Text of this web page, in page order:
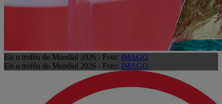
Eis o troféu do Mundial 2026 - Foto: IMAGO
Eis o troféu do Mundial 2026 - Foto: IMAGO